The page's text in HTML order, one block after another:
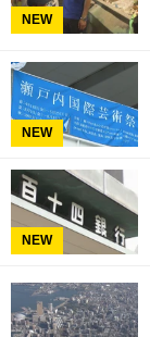
NEW
NEW
NEW